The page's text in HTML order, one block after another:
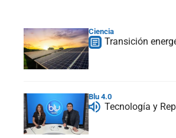
Ciencia
Transición
Blu 4.0
Tecnología y